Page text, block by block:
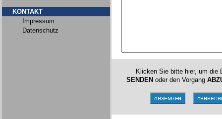
KONTAKT
Impressum
Datenschutz
Klicken Sie bitte hier, um die
SENDEN oder den Vorgang